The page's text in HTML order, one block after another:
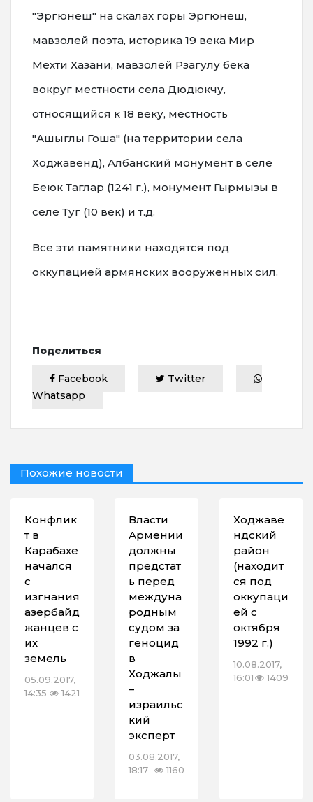
"Эргюнеш" на скалах горы Эргюнеш,
мавзолей поэта, историка 19 века Мир
Мехти Хазани, мавзолей Рзагулу бека
вокруг местности села Дюдюкчу,
относящийся к 18 веку, местность
"Ашыглы Гоша" (на территории села
Ходжавенд), Албанский монумент в селе
Беюк Таглар (1241 г.), монумент Гырмызы в
селе Туг (10 век) и т.д.
Все эти памятники находятся под
оккупацией армянских вооруженных сил.
Поделиться
Facebook
Twitter
Whatsapp
Похожие новости
Конфлик
т в
Карабахе
начался
с
изгнания
азербайд
жанцев с
их
земель
05.09.2017,
14:35
1421
Власти
Армении
должны
предстат
ь перед
междуна
родным
судом за
геноцид
в
Ходжалы
–
израильс
кий
эксперт
03.08.2017,
18:17
1160
Ходжаве
ндский
район
(находит
ся под
оккупаци
ей с
октября
1992 г.)
10.08.2017,
16:01
1409